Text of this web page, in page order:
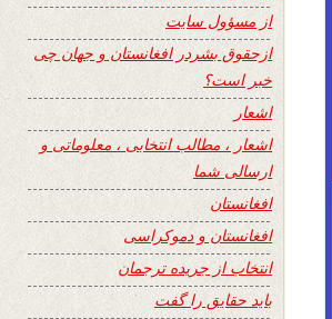
از مسؤول سایت
ازحقوق بشردر افغانستان و جهان چی
خبر است؟
اشعار
اشعار ، مطالب انتخابی ، معلوماتی و
ارسالی شما
افغانستان
افغانستان و دموکراسی
انتخاب از جریده ترجمان
باید حقایق را گفت